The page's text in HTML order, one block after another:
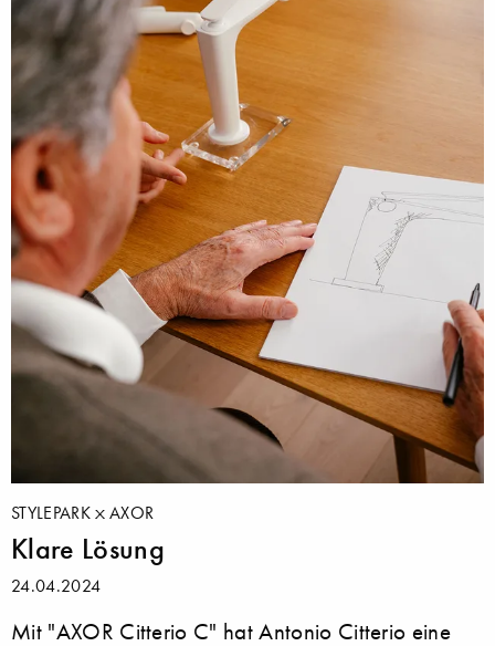
STYLEPARK AXOR
Klare Lösung
24.04.2024
Mit "AXOR Citterio C" hat Antonio Citterio eine